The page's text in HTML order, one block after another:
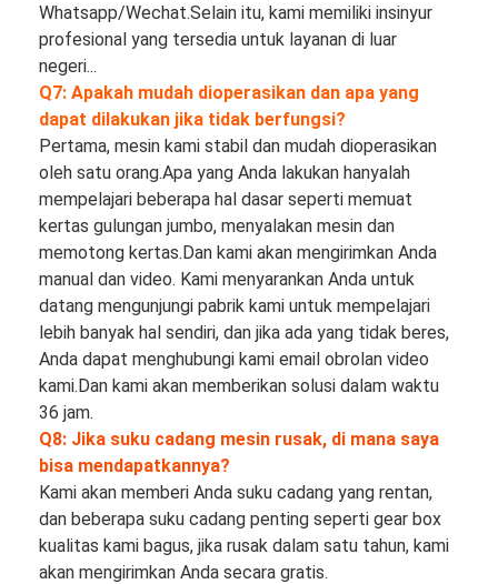
Whatsapp/Wechat.Selain itu, kami memiliki insinyur
profesional yang tersedia untuk layanan di luar
negeri...
Q7: Apakah mudah dioperasikan dan apa yang
dapat dilakukan jika tidak berfungsi?
Pertama, mesin kami stabil dan mudah dioperasikan
oleh satu orang.Apa yang Anda lakukan hanyalah
mempelajari beberapa hal dasar seperti memuat
kertas gulungan jumbo, menyalakan mesin dan
memotong kertas.Dan kami akan mengirimkan Anda
manual dan video. Kami menyarankan Anda untuk
datang mengunjungi pabrik kami untuk mempelajari
lebih banyak hal sendiri, dan jika ada yang tidak beres,
Anda dapat menghubungi kami email obrolan video
kami.Dan kami akan memberikan solusi dalam waktu
36 jam.
Q8: Jika suku cadang mesin rusak, di mana saya
bisa mendapatkannya?
Kami akan memberi Anda suku cadang yang rentan,
dan beberapa suku cadang penting seperti gear box
kualitas kami bagus, jika rusak dalam satu tahun, kami
akan mengirimkan Anda secara gratis.